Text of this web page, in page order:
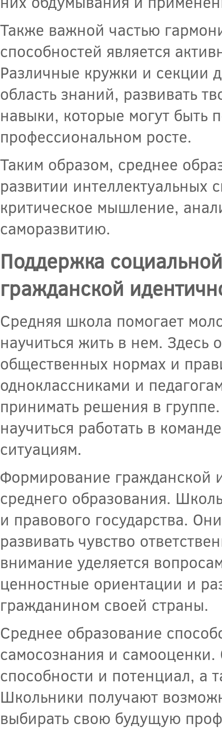
Также важной частью
способностей является
Различные кружки и секции
область знаний, развивать
навыки, которые могут быть
профессиональном росте.
Таким образом, среднее
развитии интеллектуальных
критическое мышление,
саморазвитию.
Поддержка
гражданской
Средняя школа помогает
научиться жить в нем. Здесь
общественных нормах и
одноклассниками и
принимать решения в
научиться работать в
ситуациям.
Формирование гражданской
среднего образования.
и правового государства.
развивать чувство
внимание уделяется
ценностные ориентации и
гражданином своей страны.
Среднее образование
самосознания и
способности и потенциал, а
Школьники получают
выбирать свою будущую